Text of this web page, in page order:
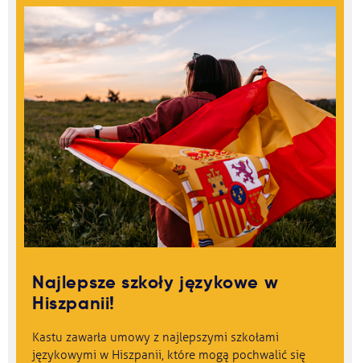
Najlepsze szkoły językowe w
Hiszpanii!
Kastu zawarła umowy z najlepszymi szkołami
językowymi w Hiszpanii, które mogą pochwalić się